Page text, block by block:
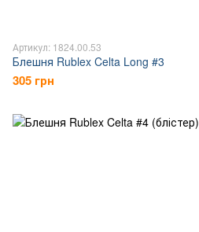
Артикул: 1824.00.53
Блешня Rublex Celta Long #3
305 грн